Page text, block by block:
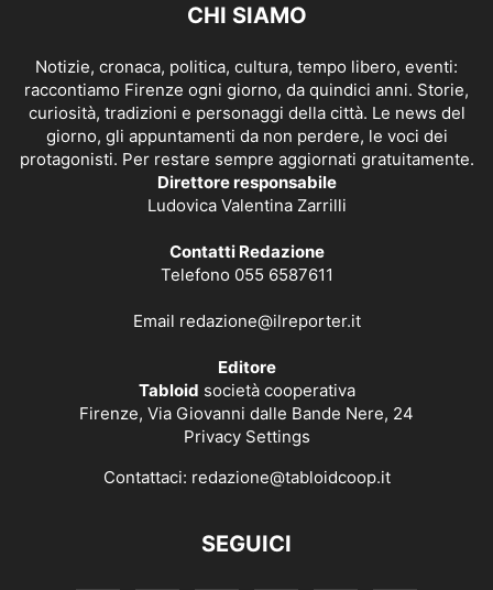
CHI SIAMO
Notizie, cronaca, politica, cultura, tempo libero, eventi:
raccontiamo Firenze ogni giorno, da quindici anni. Storie,
curiosità, tradizioni e personaggi della città. Le news del
giorno, gli appuntamenti da non perdere, le voci dei
protagonisti. Per restare sempre aggiornati gratuitamente.
Direttore responsabile
Ludovica Valentina Zarrilli
Contatti Redazione
Telefono 055 6587611
Email redazione@ilreporter.it
Editore
Tabloid società cooperativa
Firenze, Via Giovanni dalle Bande Nere, 24
Privacy Settings
Contattaci: redazione@tabloidcoop.it
SEGUICI